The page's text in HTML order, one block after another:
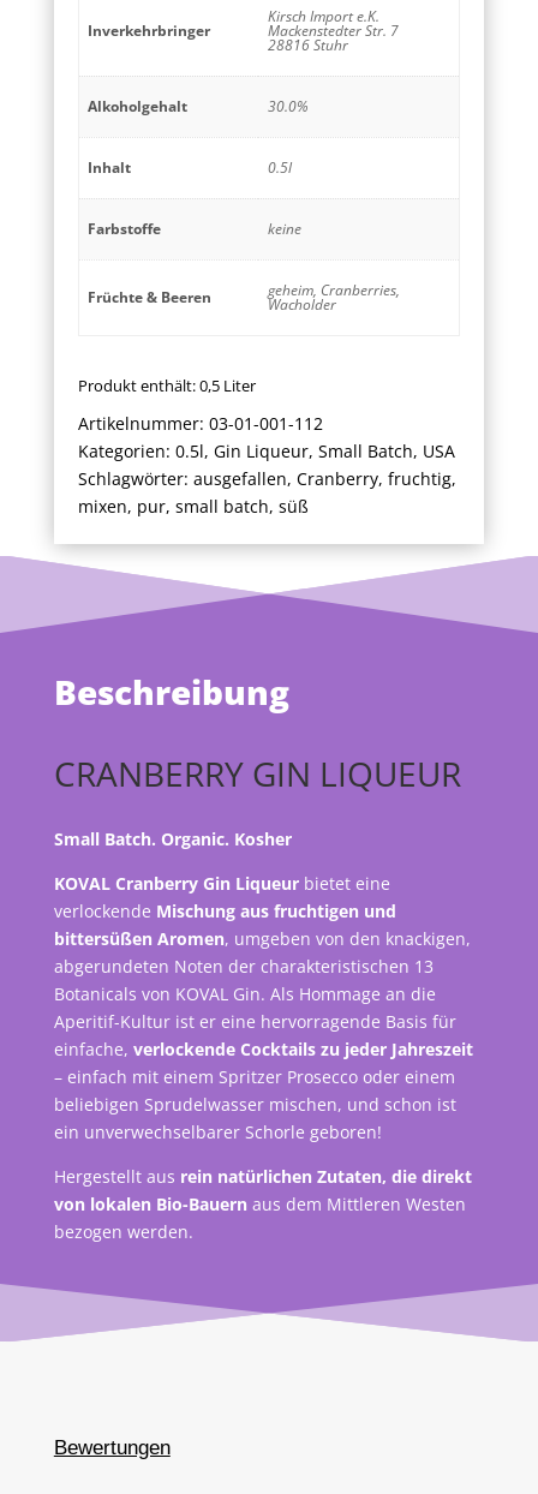
Inverkehrbringer
Kirsch Import e.K.
Mackenstedter Str. 7
28816 Stuhr
Alkoholgehalt 30.0%
Inhalt 0.5l
Farbstoffe keine
Früchte & Beeren geheim, Cranberries,
Wacholder
Produkt enthält: 0,5 Liter
Artikelnummer: 03-01-001-112
Kategorien: 0.5l, Gin Liqueur, Small Batch, USA
Schlagwörter: ausgefallen, Cranberry, fruchtig,
mixen, pur, small batch, süß
Beschreibung
CRANBERRY GIN LIQUEUR
Small Batch. Organic. Kosher
KOVAL Cranberry Gin Liqueurbietet eine
verlockende Mischung aus fruchtigen und
bittersüßen Aromen, umgeben von den knackigen,
abgerundeten Noten der charakteristischen 13
Botanicals von KOVAL Gin. Als Hommage an die
Aperitif-Kultur ist er eine hervorragende Basis für
einfache, verlockende Cocktails zu jeder Jahreszeit
– einfach mit einem Spritzer Prosecco oder einem
beliebigen Sprudelwasser mischen, und schon ist
ein unverwechselbarer Schorle geboren!
Hergestellt aus rein natürlichen Zutaten, die direkt
von lokalen Bio-Bauern aus dem Mittleren Westen
bezogen werden.
Bewertungen